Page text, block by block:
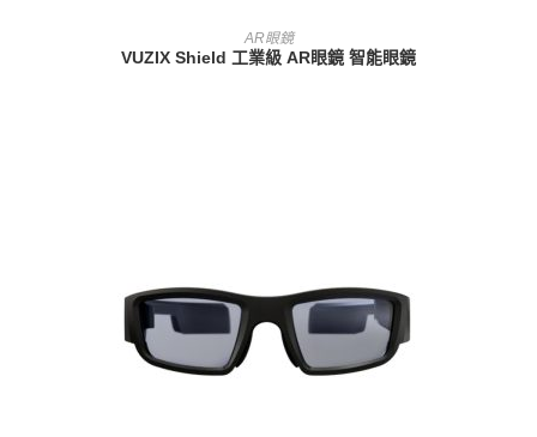
查看內容
AR眼鏡
VUZIX Shield 工業級 AR眼鏡 智能眼鏡